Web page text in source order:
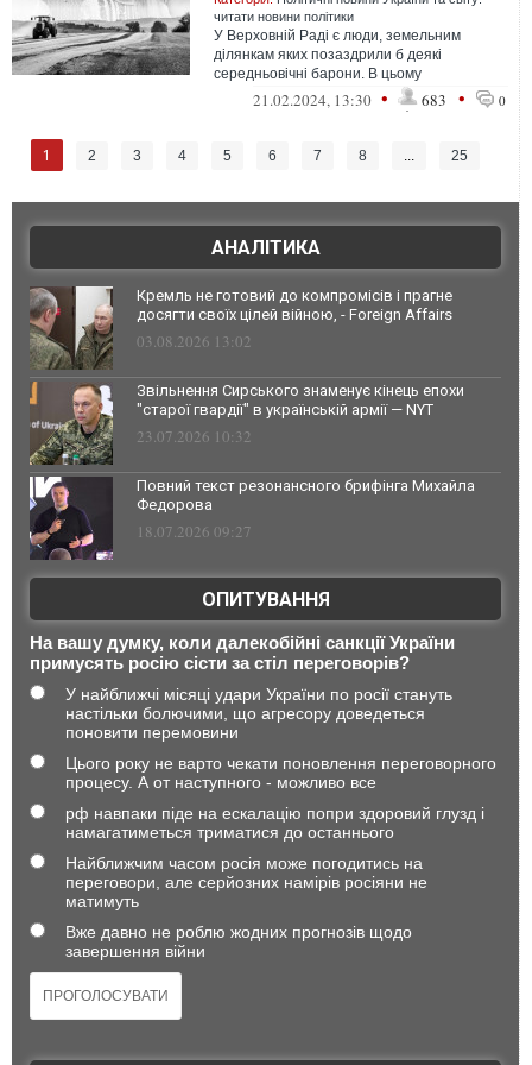
читати новини політики
У Верховній Раді є люди, земельним
ділянкам яких позаздрили б деякі
середньовічні барони. В цьому
переконався NV, коли вивчив звітність
народних обран...
21.02.2024, 13:30 • 683 • 0
1 2 3 4 5 6 7 8 ... 25
АНАЛІТИКА
Кремль не готовий до компромісів і прагне
досягти своїх цілей війною, - Foreign Affairs
03.08.2026 13:02
Звільнення Сирського знаменує кінець епохи
"старої гвардії" в українській армії — NYT
23.07.2026 10:32
Повний текст резонансного брифінга Михайла
Федорова
18.07.2026 09:27
ОПИТУВАННЯ
На вашу думку, коли далекобійні санкції України
примусять росію сісти за стіл переговорів?
У найближчі місяці удари України по росії стануть
настільки болючими, що агресору доведеться
поновити перемовини
Цього року не варто чекати поновлення переговорного
процесу. А от наступного - можливо все
рф навпаки піде на ескалацію попри здоровий глузд і
намагатиметься триматися до останнього
Найближчим часом росія може погодитись на
переговори, але серйозних намірів росіяни не
матимуть
Вже давно не роблю жодних прогнозів щодо
завершення війни